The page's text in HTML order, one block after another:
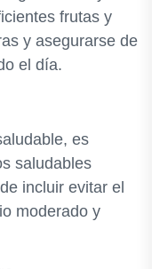
frutas y
y asegurarse de
el día.
es
saludables
incluir evitar el
moderado y